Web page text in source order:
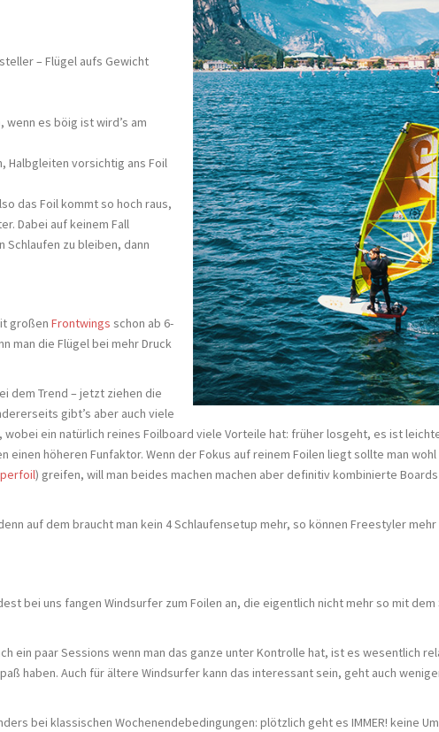
– Flügel aufs Gewicht
wenn es böig ist wird’s am
Halbgleiten vorsichtig ans Foil
das Foil kommt so hoch raus,
Dabei auf keinem Fall
Schlaufen zu bleiben, dann
großen Frontwings schon ab 6-
man die Flügel bei mehr Druck
dem Trend – jetzt ziehen die
gibt’s aber auch viele
ein natürlich reines Foilboard viele Vorteile hat: früher losgeht, es ist
höheren Funfaktor. Wenn der Fokus auf reinem Foilen liegt sollte man
) greifen, will man beides machen machen aber definitiv kombinierte Boards
auf dem braucht man kein 4 Schlaufensetup mehr, so können Freestyler
bei uns fangen Windsurfer zum Foilen an, die eigentlich nicht mehr so mit
ein paar Sessions wenn man das ganze unter Kontrolle hat, ist es wesentlich
haben. Auch für ältere Windsurfer kann das interessant sein, geht auch
bei klassischen Wochenendebedingungen: plötzlich geht es IMMER! keine